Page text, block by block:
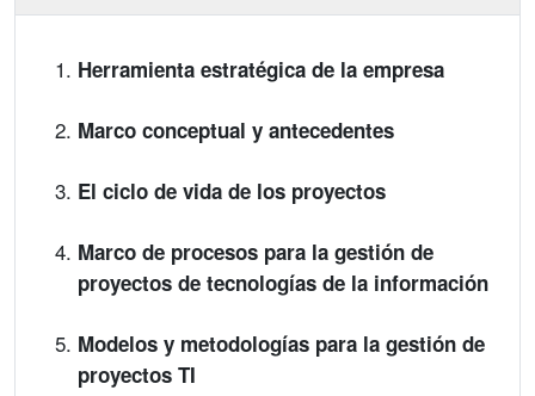
Herramienta estratégica de la empresa
Marco conceptual y antecedentes
El ciclo de vida de los proyectos
Marco de procesos para la gestión de
proyectos de tecnologías de la información
Modelos y metodologías para la gestión de
proyectos TI